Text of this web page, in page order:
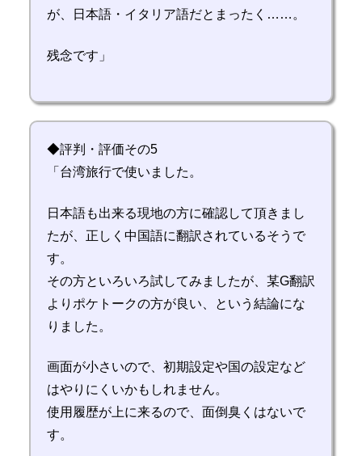
が、日本語・イタリア語だとまったく……。
残念です」
◆評判・評価その5
「台湾旅行で使いました。
日本語も出来る現地の方に確認して頂きまし
たが、正しく中国語に翻訳されているそうで
す。
その方といろいろ試してみましたが、某G翻訳
よりポケトークの方が良い、という結論にな
りました。
画面が小さいので、初期設定や国の設定など
はやりにくいかもしれません。
使用履歴が上に来るので、面倒臭くはないで
す。